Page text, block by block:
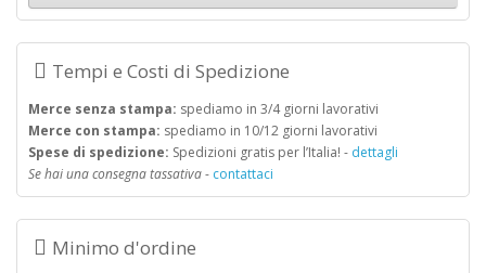
Tempi e Costi di Spedizione
Merce senza stampa: spediamo in 3/4 giorni lavorativi
Merce con stampa: spediamo in 10/12 giorni lavorativi
Spese di spedizione: Spedizioni gratis per l’Italia! - dettagli
Se hai una consegna tassativa- contattaci
Minimo d'ordine